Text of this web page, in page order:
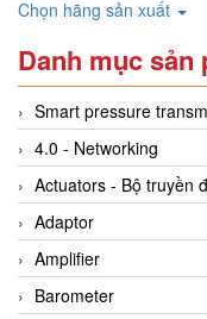
Chọn hãng sản xuất
Danh mục sản
Smart pressure
4.0 - Networking
Actuators - Bộ truyền
Adaptor
Amplifier
Barometer